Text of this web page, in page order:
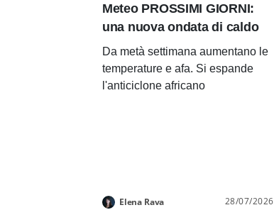
Meteo PROSSIMI GIORNI:
una nuova ondata di caldo
Da metà settimana aumentano le
temperature e afa. Si espande
l'anticiclone africano
Elena Rava 28/07/2026